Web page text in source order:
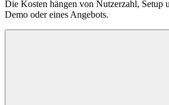
Die Kosten hängen von Nutzerzahl, Setup
Demo oder eines Angebots.